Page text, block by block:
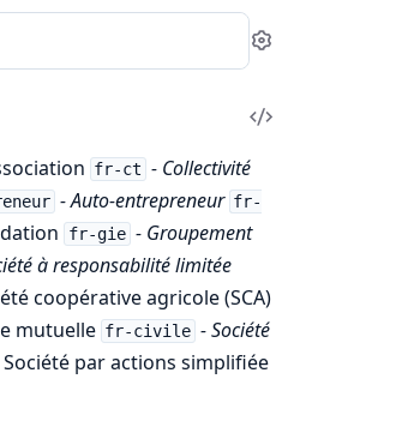
Settings
View
fr-ct - Collectivité
- Auto-entrepreneur fr-
fr-gie - Groupement
à responsabilité limitée
coopérative agricole (SCA)
mutuelle fr-civile - Société
Société par actions simplifiée